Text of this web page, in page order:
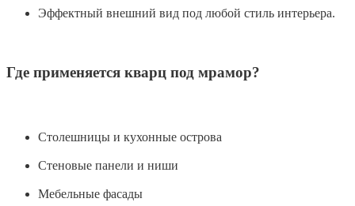
Эффектный внешний вид под любой стиль интерьера.
Где применяется кварц под мрамор?
Столешницы и кухонные острова
Стеновые панели и ниши
Мебельные фасады